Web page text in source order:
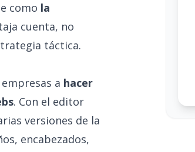
como la
cuenta, no
táctica.
a hacer
. Con el editor
versiones de la
encabezados,